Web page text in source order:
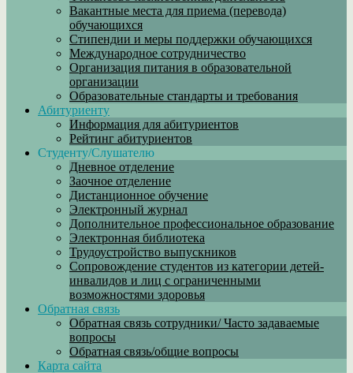
Вакантные места для приема (перевода)
обучающихся
Стипендии и меры поддержки обучающихся
Международное сотрудничество
Организация питания в образовательной
организации
Образовательные стандарты и требования
Абитуриенту
Информация для абитуриентов
Рейтинг абитуриентов
Студенту/Слушателю
Дневное отделение
Заочное отделение
Дистанционное обучение
Электронный журнал
Дополнительное профессиональное образование
Электронная библиотека
Трудоустройство выпускников
Сопровождение студентов из категории детей-
инвалидов и лиц с ограниченными
возможностями здоровья
Обратная связь
Обратная связь сотрудники/ Часто задаваемые
вопросы
Обратная связь/общие вопросы
Карта сайта